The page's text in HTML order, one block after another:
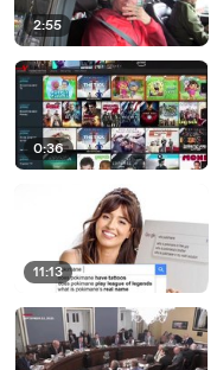
2:55
0:36
11:13